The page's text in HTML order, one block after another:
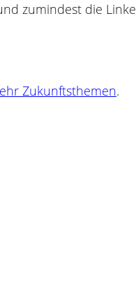
zumindest die
Zukunftsthemen.